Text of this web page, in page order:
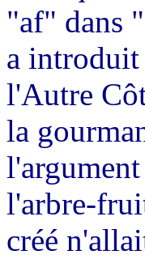
"af" dans
a introduit
l'Autre
la
l'arbre-
créé